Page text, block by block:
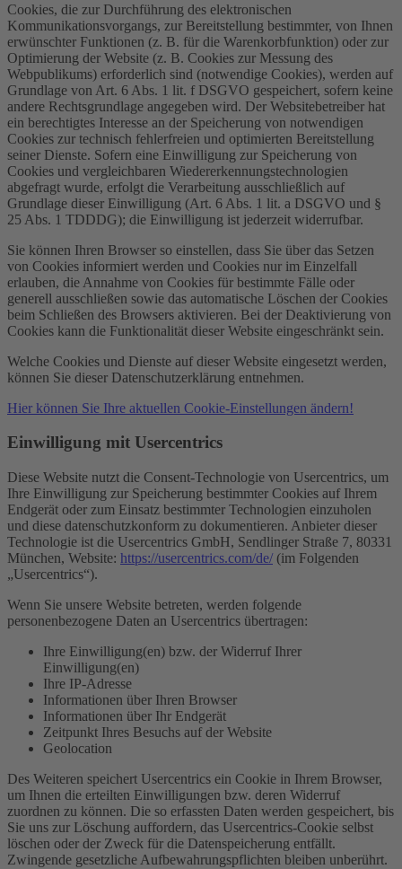
Cookies, die zur Durchführung des elektronischen
Kommunikationsvorgangs, zur Bereitstellung bestimmter, von Ihnen
erwünschter Funktionen (z. B. für die Warenkorbfunktion) oder zur
Optimierung der Website (z. B. Cookies zur Messung des
Webpublikums) erforderlich sind (notwendige Cookies), werden auf
Grundlage von Art. 6 Abs. 1 lit. f DSGVO gespeichert, sofern keine
andere Rechtsgrundlage angegeben wird. Der Websitebetreiber hat
ein berechtigtes Interesse an der Speicherung von notwendigen
Cookies zur technisch fehlerfreien und optimierten Bereitstellung
seiner Dienste. Sofern eine Einwilligung zur Speicherung von
Cookies und vergleichbaren Wiedererkennungstechnologien
abgefragt wurde, erfolgt die Verarbeitung ausschließlich auf
Grundlage dieser Einwilligung (Art. 6 Abs. 1 lit. a DSGVO und §
25 Abs. 1 TDDDG); die Einwilligung ist jederzeit widerrufbar.
Sie können Ihren Browser so einstellen, dass Sie über das Setzen
von Cookies informiert werden und Cookies nur im Einzelfall
erlauben, die Annahme von Cookies für bestimmte Fälle oder
generell ausschließen sowie das automatische Löschen der Cookies
beim Schließen des Browsers aktivieren. Bei der Deaktivierung von
Cookies kann die Funktionalität dieser Website eingeschränkt sein.
Welche Cookies und Dienste auf dieser Website eingesetzt werden,
können Sie dieser Datenschutzerklärung entnehmen.
Hier können Sie Ihre aktuellen Cookie-Einstellungen ändern!
Einwilligung mit Usercentrics
Diese Website nutzt die Consent-Technologie von Usercentrics, um
Ihre Einwilligung zur Speicherung bestimmter Cookies auf Ihrem
Endgerät oder zum Einsatz bestimmter Technologien einzuholen
und diese datenschutzkonform zu dokumentieren. Anbieter dieser
Technologie ist die Usercentrics GmbH, Sendlinger Straße 7, 80331
München, Website: https://usercentrics.com/de/ (im Folgenden
„Usercentrics“).
Wenn Sie unsere Website betreten, werden folgende
personenbezogene Daten an Usercentrics übertragen:
Ihre Einwilligung(en) bzw. der Widerruf Ihrer
Einwilligung(en)
Ihre IP-Adresse
Informationen über Ihren Browser
Informationen über Ihr Endgerät
Zeitpunkt Ihres Besuchs auf der Website
Geolocation
Des Weiteren speichert Usercentrics ein Cookie in Ihrem Browser,
um Ihnen die erteilten Einwilligungen bzw. deren Widerruf
zuordnen zu können. Die so erfassten Daten werden gespeichert, bis
Sie uns zur Löschung auffordern, das Usercentrics-Cookie selbst
löschen oder der Zweck für die Datenspeicherung entfällt.
Zwingende gesetzliche Aufbewahrungspflichten bleiben unberührt.